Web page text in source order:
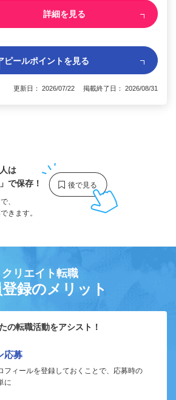
詳細を見る
ピールポイントを見る
更新日： 2026/07/22 掲載終了日： 2026/08/31
は
」で保存！
、
きます。
クリエイト転職
録のメリット
の転職活動をアシスト！
応募
フィールを登録しておくことで、応募時の
に